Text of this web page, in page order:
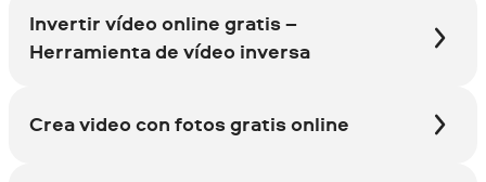
Invertir vídeo online gratis –
Herramienta de vídeo inversa
Crea video con fotos gratis online